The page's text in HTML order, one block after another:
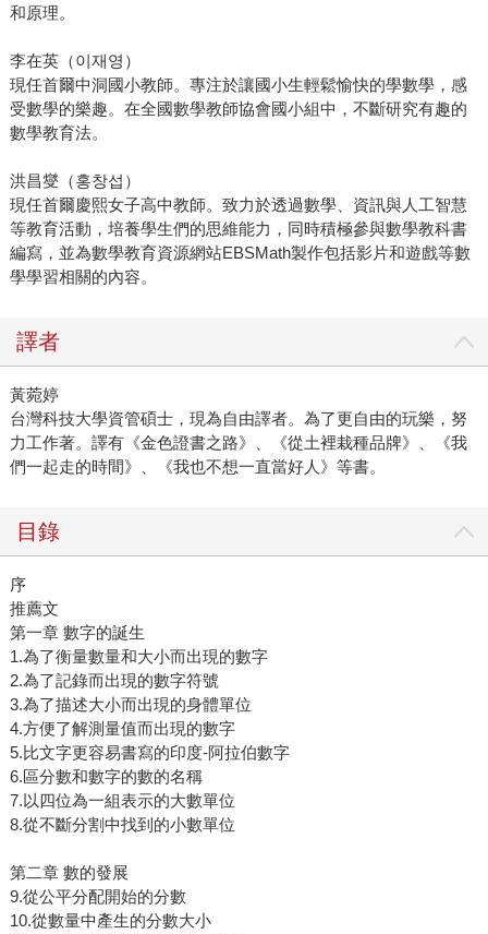
和原理。
李在英（이재영）
現任首爾中洞國小教師。專注於讓國小生輕鬆愉快的學數學，感
受數學的樂趣。在全國數學教師協會國小組中，不斷研究有趣的
數學教育法。
洪昌燮（홍창섭）
現任首爾慶熙女子高中教師。致力於透過數學、資訊與人工智慧
等教育活動，培養學生們的思維能力，同時積極參與數學教科書
編寫，並為數學教育資源網站EBSMath製作包括影片和遊戲等數
學學習相關的內容。
譯者
黃菀婷
台灣科技大學資管碩士，現為自由譯者。為了更自由的玩樂，努
力工作著。譯有《金色證書之路》、《從土裡栽種品牌》、《我
們一起走的時間》、《我也不想一直當好人》等書。
目錄
序
推薦文
第一章 數字的誕生
1.為了衡量數量和大小而出現的數字
2.為了記錄而出現的數字符號
3.為了描述大小而出現的身體單位
4.方便了解測量值而出現的數字
5.比文字更容易書寫的印度-阿拉伯數字
6.區分數和數字的數的名稱
7.以四位為一組表示的大數單位
8.從不斷分割中找到的小數單位
第二章 數的發展
9.從公平分配開始的分數
10.從數量中產生的分數大小